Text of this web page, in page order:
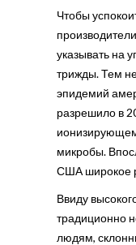
Чтобы
указывать на
трижды. Тем
эпидемий
разрешило в
микробы.
США широкое
Ввиду
традиционно
людям,